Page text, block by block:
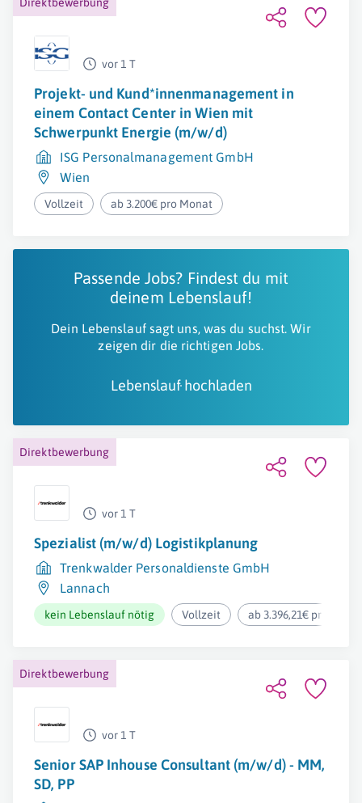
vor 1 T
Projekt- und Kund*innenmanagement in
einem Contact Center in Wien mit
Schwerpunkt Energie (m/w/d)
ISG Personalmanagement GmbH
Wien
Vollzeit ab 3.200€ pro Monat
Passende Jobs? Findest du mit
deinem Lebenslauf!
Dein Lebenslauf sagt uns, was du suchst. Wir
zeigen dir die richtigen Jobs.
Lebenslauf hochladen
Direktbewerbung
vor 1 T
Spezialist (m/w/d) Logistikplanung
Trenkwalder Personaldienste GmbH
Lannach
kein Lebenslauf nötig Vollzeit ab 3.396,21€ pro
Direktbewerbung
vor 1 T
Senior SAP Inhouse Consultant (m/w/d) - MM,
SD, PP